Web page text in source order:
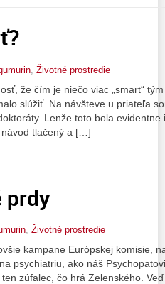
Životné prostredie
že čím je niečo viac „smart“
slúžiť. Na návšteve u priateľa
Lenže toto bola
tlačený a […]
prdy
, Životné prostredie
kampane Európskej komisie,
psychiatriu, ako náš
zúfalec, čo hrá Zelenského.